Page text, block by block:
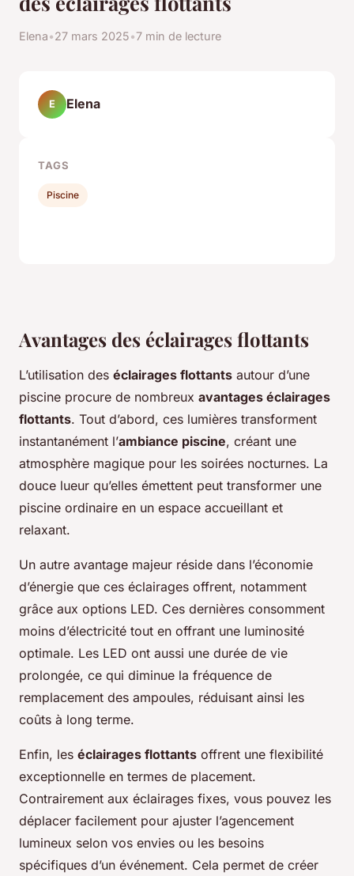
Elena•27 mars 2025•7 min de lecture
Avantages des éclairages flottants
L’utilisation des éclairages flottants autour d’une
piscine procure de nombreux avantages éclairages
flottants. Tout d’abord, ces lumières transforment
instantanément l’ambiance piscine, créant une
atmosphère magique pour les soirées nocturnes. La
douce lueur qu’elles émettent peut transformer une
piscine ordinaire en un espace accueillant et
relaxant.
Un autre avantage majeur réside dans l’économie
d’énergie que ces éclairages offrent, notamment
grâce aux options LED. Ces dernières consomment
moins d’électricité tout en offrant une luminosité
optimale. Les LED ont aussi une durée de vie
prolongée, ce qui diminue la fréquence de
remplacement des ampoules, réduisant ainsi les
coûts à long terme.
Enfin, les éclairages flottants offrent une flexibilité
exceptionnelle en termes de placement.
Contrairement aux éclairages fixes, vous pouvez les
déplacer facilement pour ajuster l’agencement
lumineux selon vos envies ou les besoins
spécifiques d’un événement. Cela permet de créer
E Elena
TAGS
Piscine